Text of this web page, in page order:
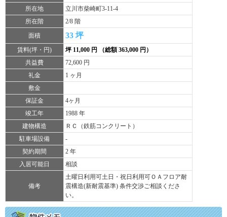
所在地
立川市柴崎町3-11-4
所在階
2/8 階
面積
33 坪
賃料(坪・円)
坪 11,000 円 （総額 363,000 円）
共益費
72,600 円
礼金
1 ヶ月
敷金
保証金
4ヶ月
竣工年
1988 年
建物構造
ＲＣ（鉄筋コンクリート）
駐車場設備
-
契約期間
2 年
入居可能日
相談
備考
土曜日利用可土日・祝日利用可ＯＡフロア耐
震構造(新耐震基準) 条件交渉ご相談くださ
い。